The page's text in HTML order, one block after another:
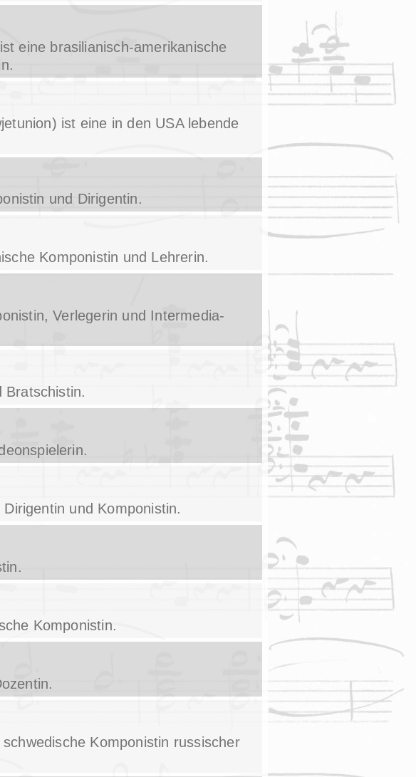
eine brasilianisch-amerikanische
ist eine in den USA lebende
und Dirigentin.
Komponistin und Lehrerin.
Verlegerin und Intermedia-
Bratschistin.
und Komponistin.
Komponistin.
Komponistin russischer